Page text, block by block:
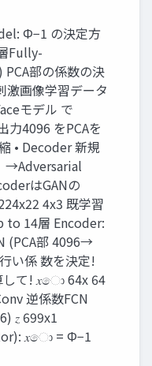
Φ−1 の決定方
Fully-
部の係数の決
画像学習データ
モデル で
力4096 をPCAを
• Decoder 新規
→Adversarial
はGANの
4x3 既学習
to 14層 Encoder:
(PCA部 4096→
い係 数を決定!
して! 𝑥ො 64x 64
逆係数FCN
𝑧 699x1
𝑥ො = Φ−1